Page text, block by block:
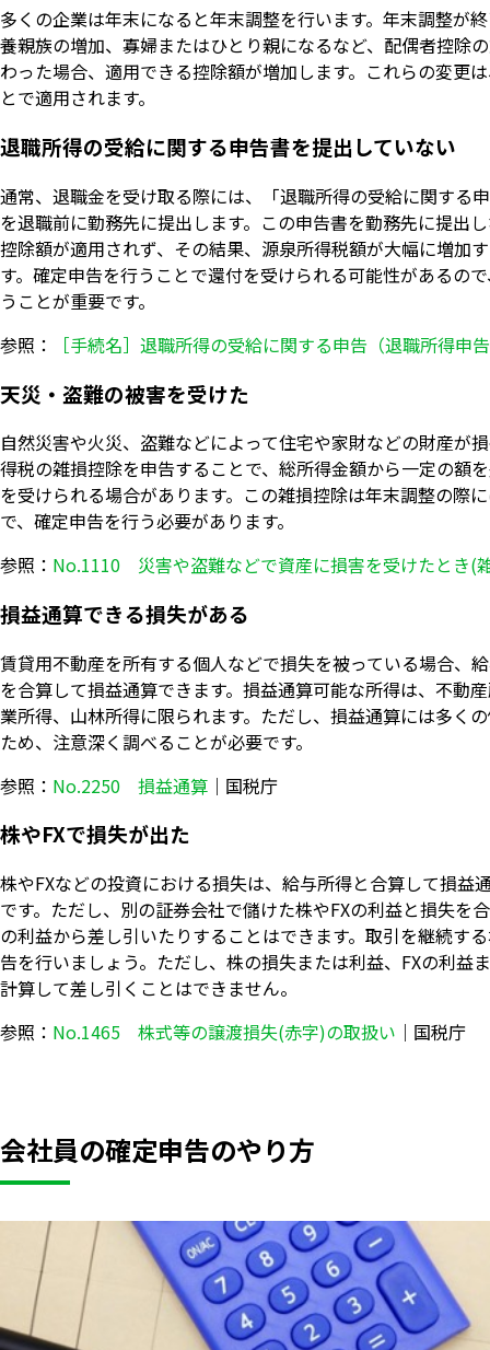
多くの企業は年末になると年末調整を行います。年末調整が
養親族の増加、寡婦またはひとり親になるなど、配偶者控除
わった場合、適用できる控除額が増加します。これらの変更
とで適用されます。
退職所得の受給に関する申告書を提出していない
通常、退職金を受け取る際には、「退職所得の受給に関する
を退職前に勤務先に提出します。この申告書を勤務先に提出
控除額が適用されず、その結果、源泉所得税額が大幅に増加
す。確定申告を行うことで還付を受けられる可能性があるの
うことが重要です。
参照：
［手続名］退職所得の受給に関する申告（退職所得申
天災・盗難の被害を受けた
自然災害や火災、盗難などによって住宅や家財などの財産が
得税の雑損控除を申告することで、総所得金額から一定の額
を受けられる場合があります。この雑損控除は年末調整の際
で、確定申告を行う必要があります。
参照： No.1110 災害や盗難などで資産に損害を受けたとき(
損益通算できる損失がある
賃貸用不動産を所有する個人などで損失を被っている場合、
を合算して損益通算できます。損益通算可能な所得は、不動
業所得、山林所得に限られます。ただし、損益通算には多く
ため、注意深く調べることが必要です。
参照： No.2250 損益通算 ｜国税庁
株やFXで損失が出た
株やFXなどの投資における損失は、給与所得と合算して損益
です。ただし、別の証券会社で儲けた株やFXの利益と損失を
の利益から差し引いたりすることはできます。取引を継続す
告を行いましょう。ただし、株の損失または利益、FXの利益
計算して差し引くことはできません。
参照： No.1465 株式等の譲渡損失(赤字)の取扱い ｜国税庁
会社員の確定申告のやり方